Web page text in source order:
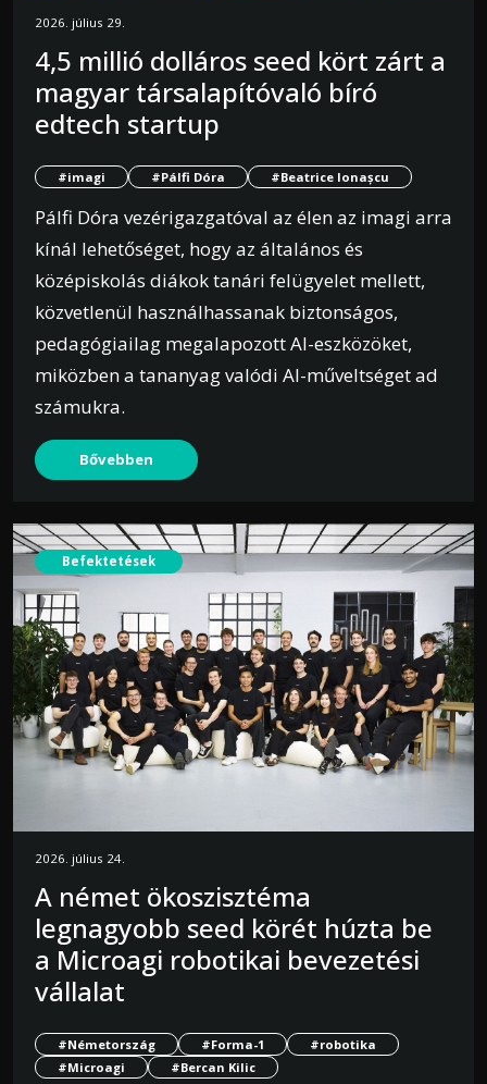
2026. július 29.
4,5 millió dolláros seed kört zárt a
magyar társalapítóvaló bíró
edtech startup
#imagi #Pálfi Dóra #Beatrice Ionașcu
Pálfi Dóra vezérigazgatóval az élen az imagi arra
kínál lehetőséget, hogy az általános és
középiskolás diákok tanári felügyelet mellett,
közvetlenül használhassanak biztonságos,
pedagógiailag megalapozott AI-eszközöket,
miközben a tananyag valódi AI-műveltséget ad
számukra.
Bővebben
Befektetések
2026. július 24.
A német ökoszisztéma
legnagyobb seed körét húzta be
a Microagi robotikai bevezetési
vállalat
#Németország #Forma-1
#robotika
#Microagi
#Bercan Kilic